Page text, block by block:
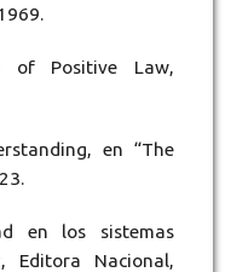
of Positive Law,
en “The
en los sistemas
Editora Nacional,